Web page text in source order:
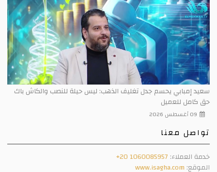
سعيد إمبابي يحسم جدل تغليف الذهب: ليس حيلة للنصب والكاش باك
حق كامل للعميل
09 أغسطس 2026
تواصل معنا
خدمة العملاء: +20 1060085957
الموقع: www.isagha.com